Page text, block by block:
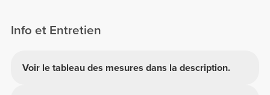
Info et Entretien
Voir le tableau des mesures dans la description.